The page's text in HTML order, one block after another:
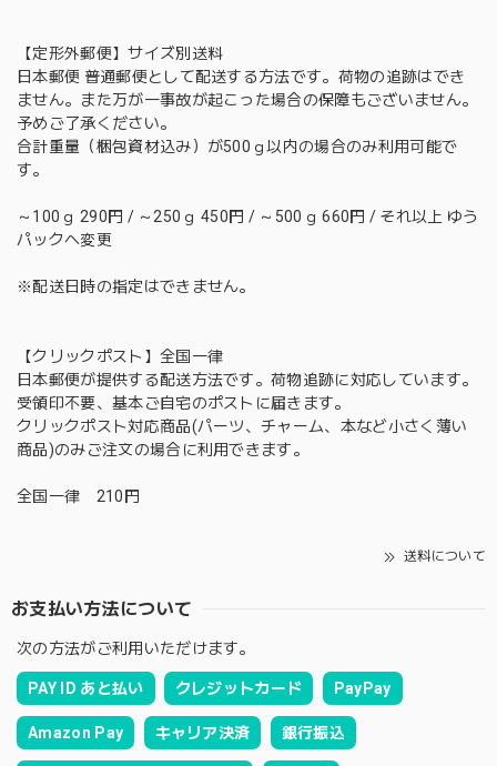
【定形外郵便】サイズ別送料
日本郵便 普通郵便として配送する方法です。荷物の追跡はでき
ません。また万が一事故が起こった場合の保障もございません。
予めご了承ください。
合計重量（梱包資材込み）が500ｇ以内の場合のみ利用可能で
す。
～100ｇ 290円 / ～250ｇ 450円 / ～500ｇ 660円 / それ以上 ゆう
パックへ変更
※配送日時の指定はできません。
【クリックポスト】全国一律
日本郵便が提供する配送方法です。荷物追跡に対応しています。
受領印不要、基本ご自宅のポストに届きます。
クリックポスト対応商品(パーツ、チャーム、本など小さく薄い
商品)のみご注文の場合に利用できます。
全国一律 210円
送料について
お支払い方法について
次の方法がご利用いただけます。
PAY ID あと払い クレジットカード PayPay
Amazon Pay キャリア決済 銀行振込